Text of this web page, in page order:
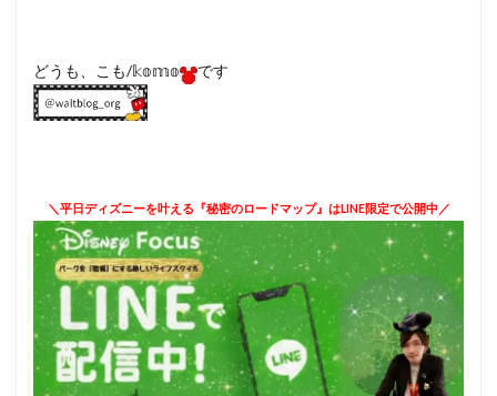
どうも、こも/𝕜𝕠𝕞𝕠 です
＼平日ディズニーを叶える『秘密のロードマップ』はLINE限定で公開中／